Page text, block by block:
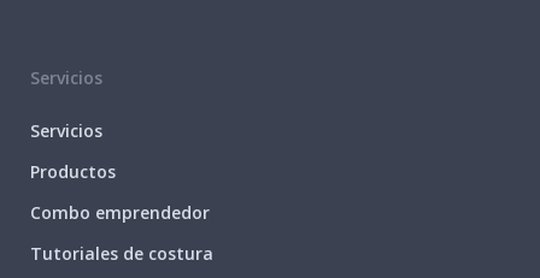
Servicios
Servicios
Productos
Combo emprendedor
Tutoriales de costura